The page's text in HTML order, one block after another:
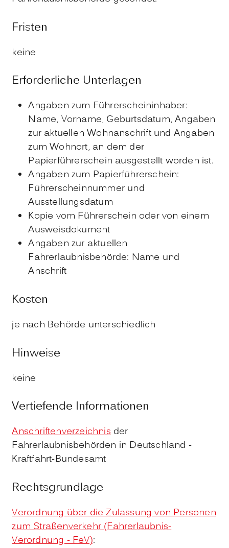
Fristen
keine
Erforderliche Unterlagen
Angaben zum Führerscheininhaber:
Name, Vorname, Geburtsdatum, Angaben
zur aktuellen Wohnanschrift und Angaben
zum Wohnort, an dem der
Papierführerschein ausgestellt worden ist.
Angaben zum Papierführerschein:
Führerscheinnummer und
Ausstellungsdatum
Kopie vom Führerschein oder von einem
Ausweisdokument
Angaben zur aktuellen
Fahrerlaubnisbehörde: Name und
Anschrift
Kosten
je nach Behörde unterschiedlich
Hinweise
keine
Vertiefende Informationen
Anschriftenverzeichnisder
Fahrerlaubnisbehörden in Deutschland -
Kraftfahrt-Bundesamt
Rechtsgrundlage
Verordnung über die Zulassung von Personen
zum Straßenverkehr (Fahrerlaubnis-
Verordnung - FeV):